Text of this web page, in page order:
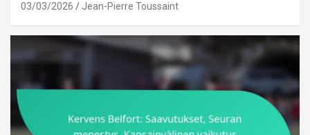
03/03/2026 Jean-Pierre Toussaint